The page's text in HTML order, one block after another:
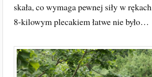
skała, co wymaga pewnej siły w
8-kilowym plecakiem łatwe nie było…